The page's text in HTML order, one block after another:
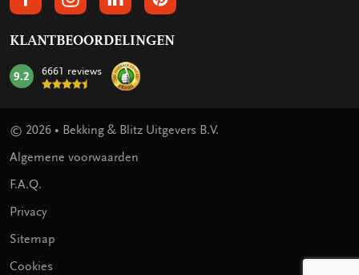
VOLGS ONS OP FACEBOOK
VOLG ONS OP INSTAGRAM
VOLG ONS OP LINKEDIN
VOLG ONS OP PINTEREST
KLANTBEOORDELINGEN
mark:
9.2 6661 reviews
© 2026 • Bekking & Blitz Uitgevers B.V.
Algemene voorwaarden
F.A.Q.
Privacy
Sitemap
Cookies